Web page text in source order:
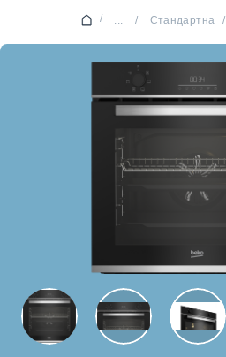
/ ... / Стандартна /